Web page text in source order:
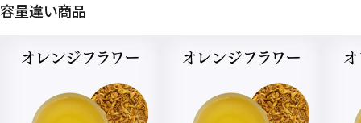
容量違い商品